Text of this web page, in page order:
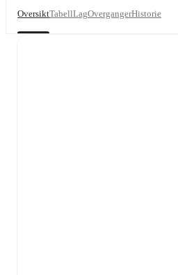
OversiktTabellLagOvergangerHistorie